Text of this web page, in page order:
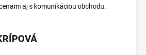
aj s komunikáciou obchodu.